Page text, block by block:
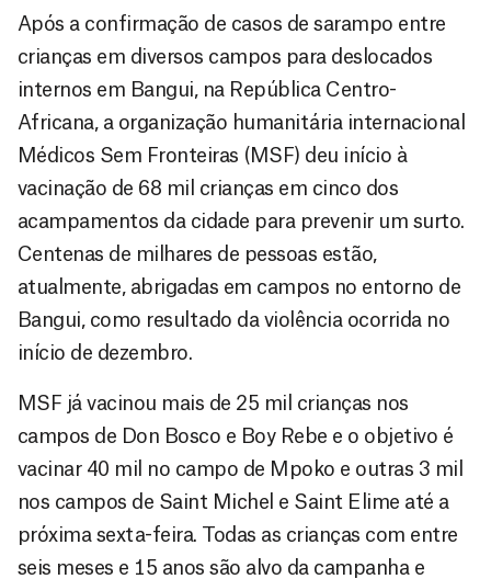
Após a confirmação de casos de sarampo entre
crianças em diversos campos para deslocados
internos em Bangui, na República Centro-
Africana, a organização humanitária internacional
Médicos Sem Fronteiras (MSF) deu início à
vacinação de 68 mil crianças em cinco dos
acampamentos da cidade para prevenir um surto.
Centenas de milhares de pessoas estão,
atualmente, abrigadas em campos no entorno de
Bangui, como resultado da violência ocorrida no
início de dezembro.
MSF já vacinou mais de 25 mil crianças nos
campos de Don Bosco e Boy Rebe e o objetivo é
vacinar 40 mil no campo de Mpoko e outras 3 mil
nos campos de Saint Michel e Saint Elime até a
próxima sexta-feira. Todas as crianças com entre
seis meses e 15 anos são alvo da campanha e